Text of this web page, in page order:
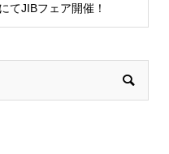
にてJIBフェア開催！